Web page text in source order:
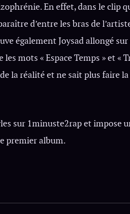
En effet, dans le clip
d’entre les bras de
également Joysad allongé
mots « Espace Temps » et «
la réalité et ne sait plus faire
sur 1minuste2rap et impose
premier album.